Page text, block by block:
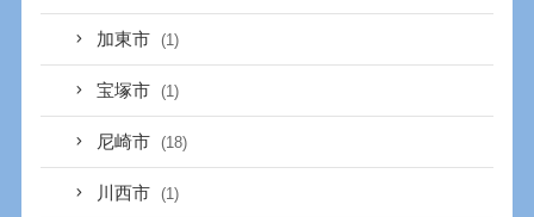
加東市 (1)
宝塚市 (1)
尼崎市 (18)
川西市 (1)